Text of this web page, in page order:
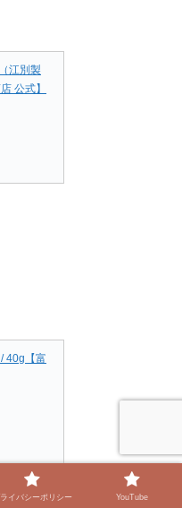
江別製
公式】
40g【富
イバシーポリシー YouTube